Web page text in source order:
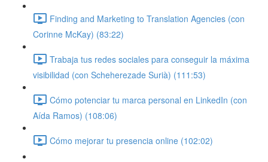
Finding and Marketing to Translation Agencies (con
Corinne McKay) (83:22)
Trabaja tus redes sociales para conseguir la máxima
visibilidad (con Scheherezade Surià) (111:53)
Cómo potenciar tu marca personal en LinkedIn (con
Aída Ramos) (108:06)
Cómo mejorar tu presencia online (102:02)